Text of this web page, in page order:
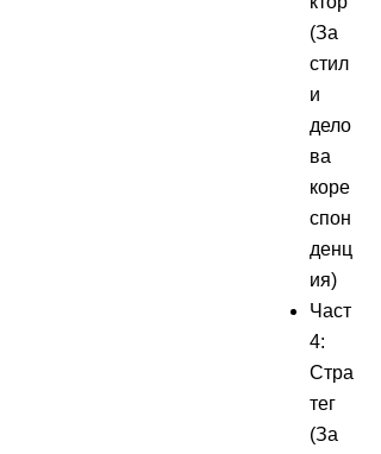
(За
стил
и
дело
ва
коре
спон
денц
ия)
Част
4:
Стра
тег
(За